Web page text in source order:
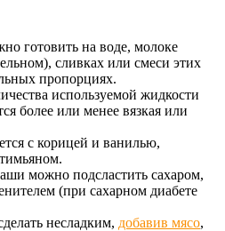
готовить на воде, молоке
сливках или смеси этих
пропорциях.
используемой жидкости
более или менее вязкая или
с корицей и ванилью,
можно подсластить сахаром,
(при сахарном диабете
несладким, добавив мясо,